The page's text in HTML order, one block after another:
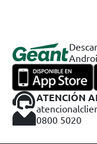
ATENCIÓN
0800 5020